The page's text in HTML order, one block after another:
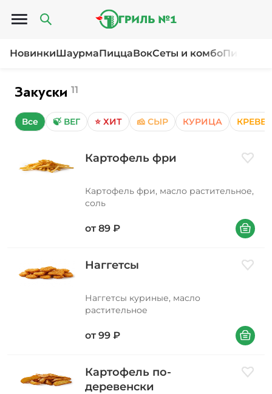
Открыть меню
НовинкиШаурмаПиццаВокСеты и комбоПироги
Закуски 11
Все 🍃 ВЕГ ⭐ ХИТ 🧀 СЫР КУРИЦА
Картофель фри
Картофель фри, масло растительное,
соль
от 89 ₽ В корзину
Наггетсы
Наггетсы куриные, масло
растительное
от 99 ₽ В корзину
Картофель по-
деревенски